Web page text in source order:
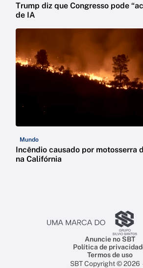
Trump diz que Congresso pode
de IA
Mundo
Incêndio causado por motosserra
na Califórnia
Anuncie no SBT
Política de
Termos de uso
SBT Copyright ©